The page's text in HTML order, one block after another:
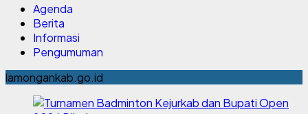
Agenda
Berita
Informasi
Pengumuman
lamongankab.go.id